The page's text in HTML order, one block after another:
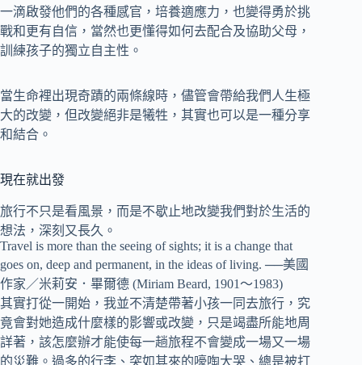
一滴啟發他們的各種感官，培養適應力，也變得勇於挑
戰和更有自信，當然也更懂得如何去配合及協助父母，
訓練孩子的獨立自主性。
當生命裡出現奇蹟的兩條線時，儘管會帶給我們人生極
大的改變，但改變絕非是犧牲，其實也可以是一種分享
和結合。
現在就出發
旅行不只是看風景，而是不歇止地改變我們對於生活的
想法，深刻又長久。
Travel is more than the seeing of sights; it is a change that
goes on, deep and permanent, in the ideas of living. ──美國
作家／米莉安．畢爾德 (Miriam Beard, 1901～1983)
其實打從一開始，我並不清楚帶著小孩一同去旅行，究
竟會對她造成什麼樣的影響或改變，只是竭盡所能地周
詳著，該怎麼辦才能使每一趟旅程不會變成一場又一場
的災難。過多的行李、突如其來的嚎啕大哭、總是被打